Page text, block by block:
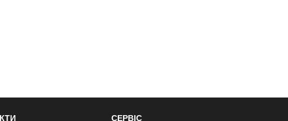
СЕРВІС